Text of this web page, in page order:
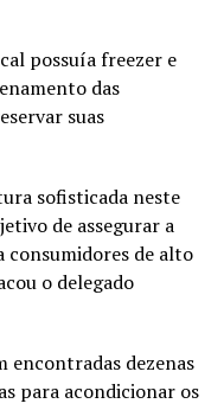
possuía freezer e
das
suas
sofisticada neste
de assegurar a
consumidores de alto
o delegado
encontradas dezenas
para acondicionar os